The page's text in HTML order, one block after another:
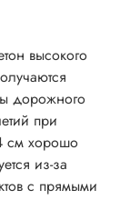
высокого
дорожного
при
см хорошо
из-за
с прямыми